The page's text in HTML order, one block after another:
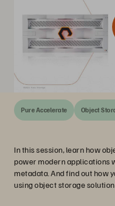
Pure Accelerate Object
In this session, learn how
power modern applications
metadata. And find out how
using object storage